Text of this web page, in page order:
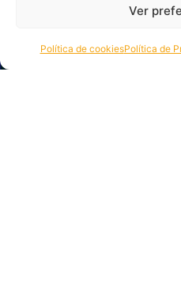
Ver
Política de cookiesPolítica de